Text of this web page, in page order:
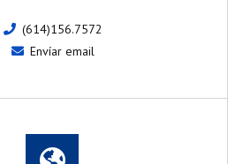
(614)156.7572
Envíar email